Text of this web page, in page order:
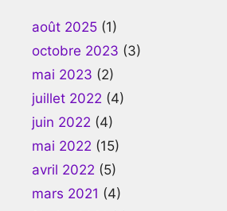
août 2025 (1)
octobre 2023 (3)
mai 2023 (2)
juillet 2022 (4)
juin 2022 (4)
mai 2022 (15)
avril 2022 (5)
mars 2021 (4)